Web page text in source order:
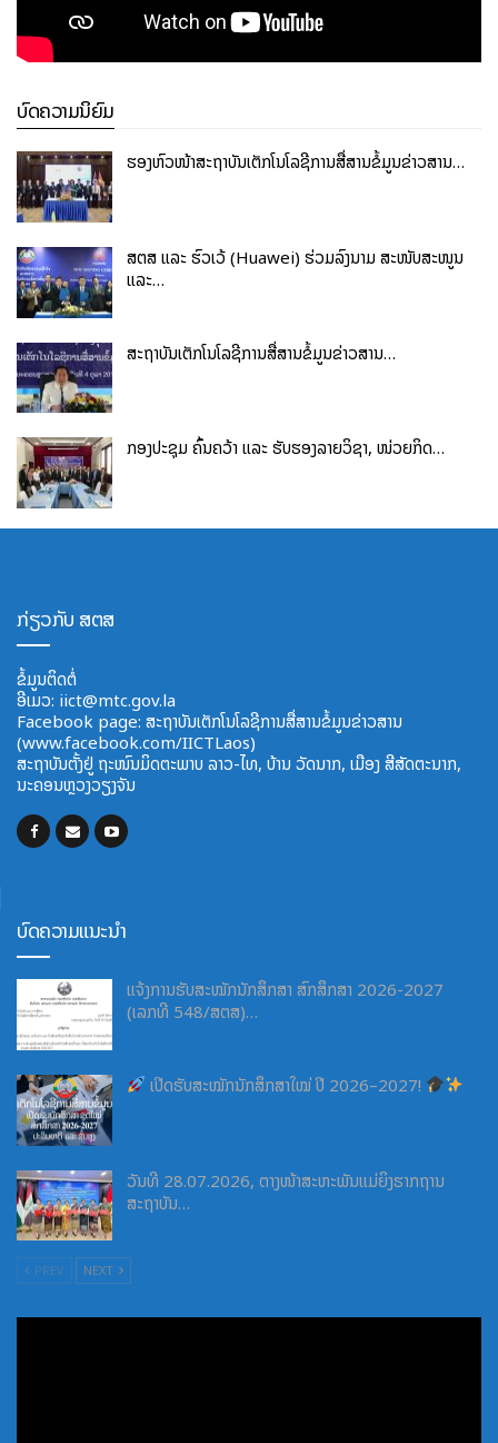
ບົດຄວາມນິຍົມ
ຮອງຫົວໜ້າສະຖາບັນເຕັກໂນໂລຊີການສື່ສານຂໍ້ມູນຂ່າວສານ…
ສຕສ ແລະ ຮົວເວ້ (Huawei) ຮ່ວມລົງນາມ ສະໜັບສະໜູນ
ແລະ…
ສະຖາບັນເຕັກໂນໂລຊີການສື່ສານຂໍ້ມູນຂ່າວສານ…
ກອງປະຊຸມ ຄົ້ນຄວ້າ ແລະ ຮັບຮອງລາຍວິຊາ, ໜ່ວຍກິດ…
ກ່ຽວກັບ ສຕສ
ຂໍ້ມູນຕິດຕໍ່
ອີ​ເມວ: iict@mtc.gov.la
Facebook page: ສະຖາບັນເຕັກໂນໂລຊີການສື່ສານຂໍ້ມູນຂ່າວສານ
(www.facebook.com/IICTLaos)
ສະ​ຖາ​ບັນ​ຕັ້ງຢູ່ ຖະໜົນມິດຕະພາບ​ ລາວ​-ໄທ, ບ້ານ ວັດ​ນາກ, ​ເມືອງ ສີ​ສັດຕະ​ນາກ,
ນະຄອນຫຼວງວຽງຈັນ
ບົດຄວາມແນະນຳ
ແຈ້ງການຮັບສະໝັກນັກສຶກສາ ສົກສຶກສາ 2026-2027
(ເລກທີ 548/ສຕສ)…
ເປີດຮັບສະໝັກນັກສຶກສາໃໝ່ ປີ 2026–2027!
ວັນທີ 28.07.2026, ຕາງໜ້າສະຫະພັນແມ່ຍິງຮາກຖານ
ສະຖາບັນ…
PREV NEXT